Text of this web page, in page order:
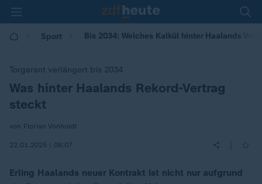
Sport Bis 2034: Welches Kalkül hinter Haalands
Torgarant verlängert bis 2034
:
Was hinter Haalands Rekord-Vertrag
steckt
von Florian Vonholdt
22.01.2025 | 06:07
Erling Haalands neuer Kontrakt ist nicht nur aufgrund